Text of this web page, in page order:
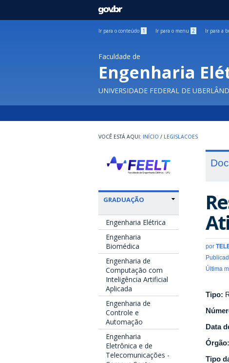
GOVBR
Ir para o conteúdo 1 Ir para o menu 2 Ir para a
Faculdade de
Engenharia
UNIVERSIDADE FEDERAL DE
INÍCIO / LEGISLACOES
GRADUAÇÃO
Engenharia Elétrica
Engenharia
Biomédica
Engenharia de
Computação com
Inteligência Artificial
Aplicada
Engenharia de
Controle e
Automação
Engenharia
Eletrônica e de
Telecomunicações -
por
Última
Tipo:
Data
Órgão:
Tipo